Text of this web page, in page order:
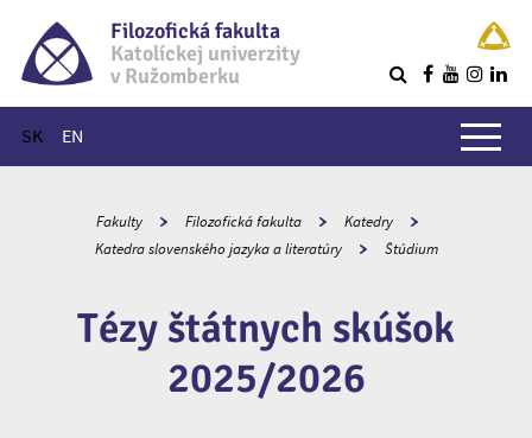
Filozofická fakulta
Katolíckej univerzity
v Ružomberku
SK EN
Hlavné menu
Fakulty Filozofická fakulta
Katedry
Katedra slovenského jazyka a literatúry
Štúdium
Tézy štátnych skúšok
2025/2026